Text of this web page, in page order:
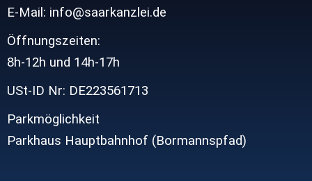
E-Mail: info@saarkanzlei.de
Öffnungszeiten:
8h-12h und 14h-17h
USt-ID Nr: DE223561713
Parkmöglichkeit
Parkhaus Hauptbahnhof (Bormannspfad)